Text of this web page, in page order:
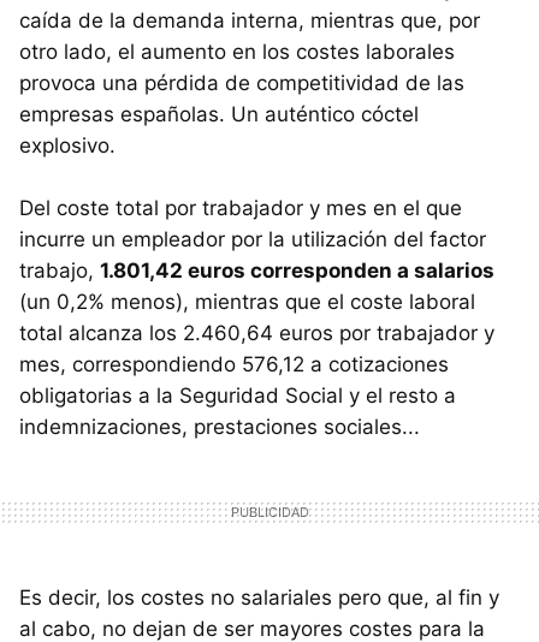
caída de la demanda interna, mientras que, por
otro lado, el aumento en los costes laborales
provoca una pérdida de competitividad de las
empresas españolas. Un auténtico cóctel
explosivo.
Del coste total por trabajador y mes en el que
incurre un empleador por la utilización del factor
trabajo, 1.801,42 euros corresponden a salarios
(un 0,2% menos), mientras que el coste laboral
total alcanza los 2.460,64 euros por trabajador y
mes, correspondiendo 576,12 a cotizaciones
obligatorias a la Seguridad Social y el resto a
indemnizaciones, prestaciones sociales...
Es decir, los costes no salariales pero que, al fin y
al cabo, no dejan de ser mayores costes para la